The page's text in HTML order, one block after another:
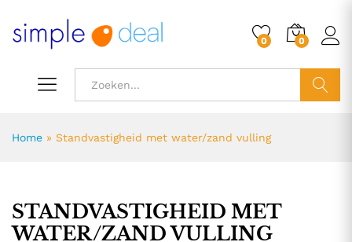
0 0
Home » Standvastigheid met water/zand vulling
STANDVASTIGHEID MET
WATER/ZAND VULLING